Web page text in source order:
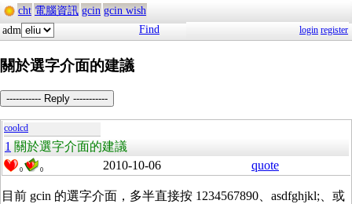
cht 電腦資訊 gcin gcin wish
adm
Find login register
關於選字介面的建議
----------- Reply -----------
coolcd
1 關於選字介面的建議
0 0 2010-10-06 quote
目前 gcin 的選字介面，多半直接按 1234567890、asdfghjkl;、或